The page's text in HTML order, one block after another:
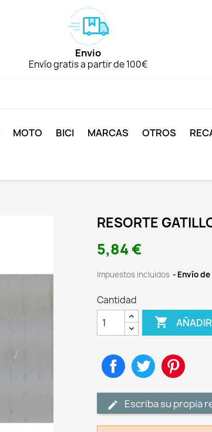
Envio
Envío gratis a partir de 100€
MOTO BICI MARCAS OTROS
RESORTE
5,84 €
Impuestos incluidos Envío de
Cantidad

CompartirTuitear
Escriba su propia